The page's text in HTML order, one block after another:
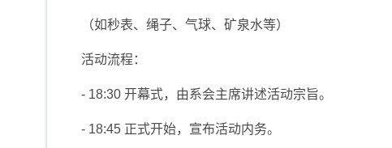
（如秒表、绳子、气球、矿泉水等）
活动流程：
- 18:30 开幕式，由系会主席讲述活动宗旨。
- 18:45 正式开始，宣布活动内务。